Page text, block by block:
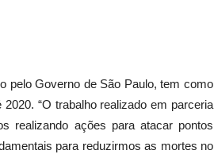
pelo Governo de São Paulo, tem como
“O trabalho realizado em parceria
realizando ações para atacar pontos
para reduzirmos as mortes no